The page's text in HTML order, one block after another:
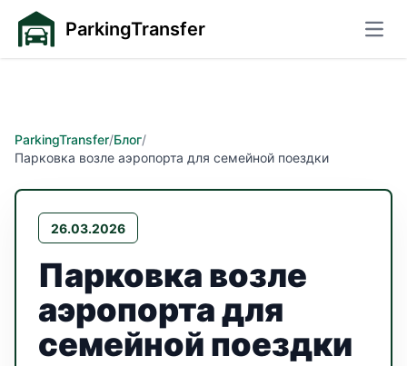
ParkingTransfer
ParkingTransfer/Блог/
Парковка возле аэропорта для семейной поездки
26.03.2026
Парковка возле
аэропорта для
семейной поездки